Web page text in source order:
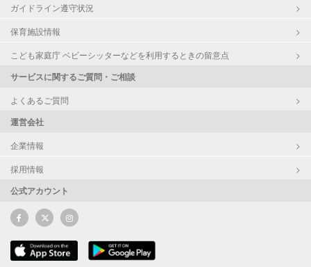
ガイドライン遵守状況
保育施設情報
こども家庭庁 ベビーシッターなどを利用するときの留意点
サービスに関するご質問・ご相談
よくあるご質問
運営会社
企業情報
採用情報
公式アカウント